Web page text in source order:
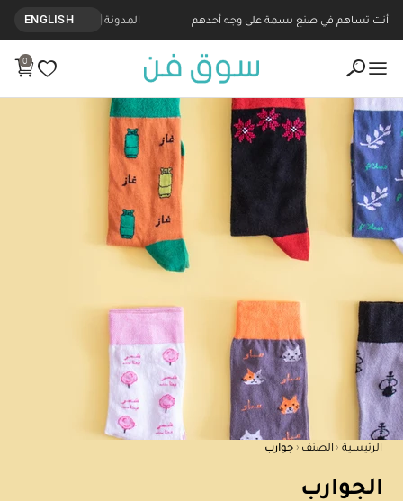
أنت تساهم في صنع بسمة على وجه أحدهم المدونة ENGLISH
0
الرئيسية ‹ الصنف ‹ جوارب
الجوارب